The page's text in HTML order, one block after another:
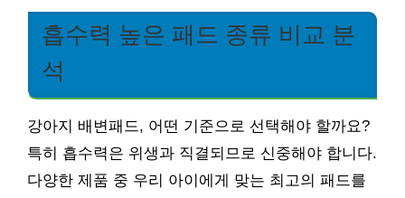
흡수력 높은 패드 종류 비교 분
석
강아지 배변패드, 어떤 기준으로 선택해야 할까요?
특히 흡수력은 위생과 직결되므로 신중해야 합니다.
다양한 제품 중 우리 아이에게 맞는 최고의 패드를